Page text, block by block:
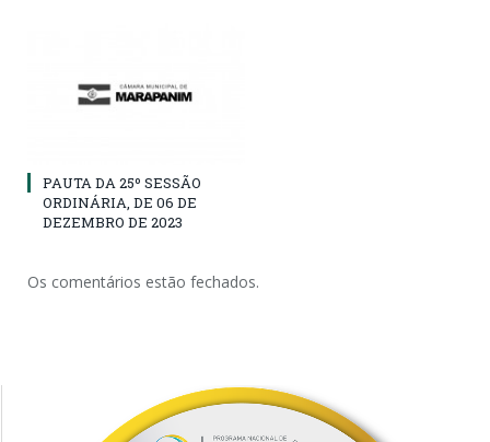
PAUTA DA 25º SESSÃO
ORDINÁRIA, DE 06 DE
DEZEMBRO DE 2023
Os comentários estão fechados.